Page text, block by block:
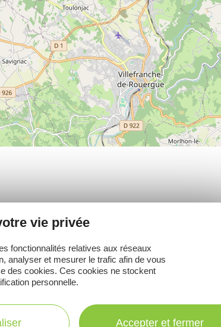
mensuelle et laissez-vous
de votre séjour en Aveyron.
vie privée
fonctionnalités relatives aux réseaux
analyser et mesurer le trafic afin de vous
des cookies. Ces cookies ne stockent
personnelle.
Accepter et fermer